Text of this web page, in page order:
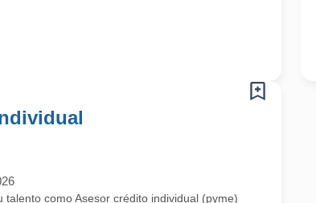
talento como Asesor crédito individual (pyme)